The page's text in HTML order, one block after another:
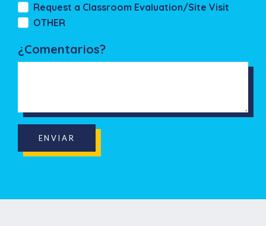
Request a Classroom Evaluation/Site Visit
OTHER
¿Comentarios?
ENVIAR